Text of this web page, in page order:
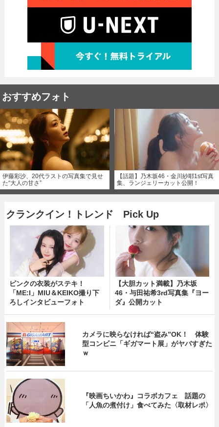
おすすめフォト
伊藤彩沙、20代ラストの写真集で見せ
た“大人の甘さ”
【話題】乃木坂46・金川紗耶1st写真
集、ランジェリーカット公開！
クランクイン！トレンド Pick Up
ピンクの衣装がステキ！
「ME:I」MIU＆KEIKO撮り下
ろしインタビューフォト
【大胆カット満載】乃木坂
46・与田祐希3rd写真集『ヨー
ダ』公開カット
カメラに映らなければ“盗み”OK！ 体験
型コンビニ「ギガマート展」がヤバすぎた
ｗ
『映画ちいかわ』コラボカフェ 話題の
「人魚の煮付け」食べてみた〈取材レポ〉